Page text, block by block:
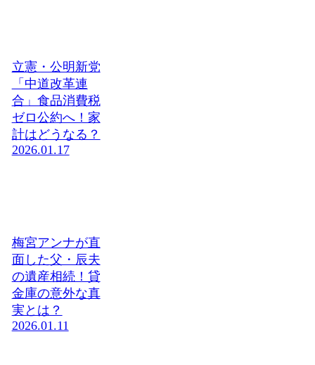
立憲・公明新党
「中道改革連
合」食品消費税
ゼロ公約へ！家
計はどうなる？
2026.01.17
梅宮アンナが直
面した父・辰夫
の遺産相続！貸
金庫の意外な真
実とは？
2026.01.11